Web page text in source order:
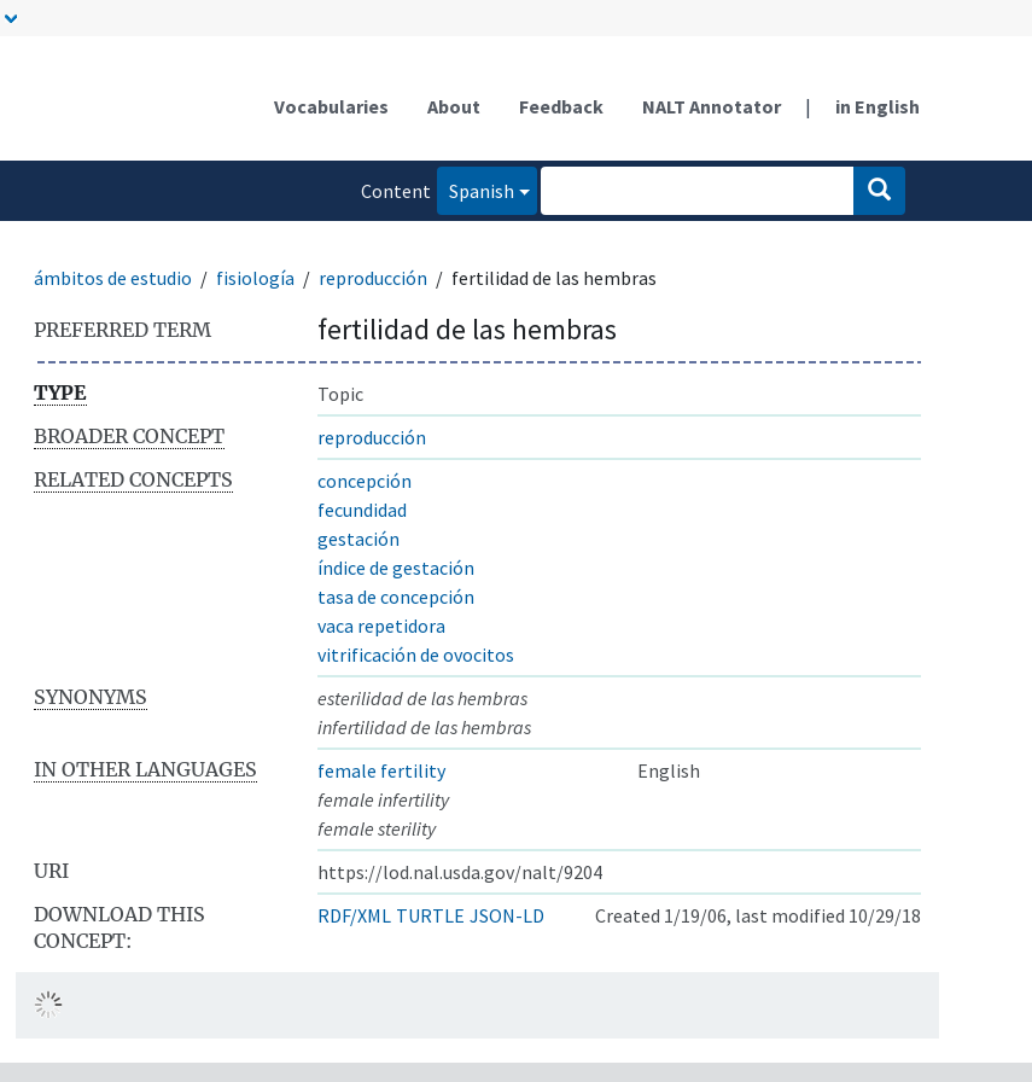
Vocabularies About Feedback NALT Annotator | in English
Content
Spanish
ámbitos de estudio fisiología reproducción fertilidad de las hembras
PREFERRED TERM fertilidad de las hembras
TYPE
Topic
BROADER CONCEPT
reproducción
RELATED CONCEPTS
concepción
fecundidad
gestación
índice de gestación
tasa de concepción
vaca repetidora
vitrificación de ovocitos
SYNONYMS
esterilidad de las hembras
infertilidad de las hembras
IN OTHER LANGUAGES
female fertility
English
female infertility
female sterility
URI
https://lod.nal.usda.gov/nalt/9204
DOWNLOAD THIS
CONCEPT:
RDF/XML TURTLE JSON-LD Created 1/19/06, last modified 10/29/18